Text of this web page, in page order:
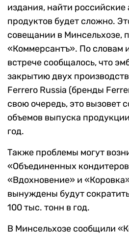
издания, найти российские
продуктов будет сложно.
совещании в Минсельхозе,
«Коммерсантъ». По словам
встрече сообщалось, что
закрытию двух
Ferrero Russia (бренды
свою очередь, это вызовет
объемов выпуска
год.
Также проблемы могут
«Объединенных
«Вдохновение» и
вынуждены будут
100 тыс. тонн в год.
В Минсельхозе сообщили